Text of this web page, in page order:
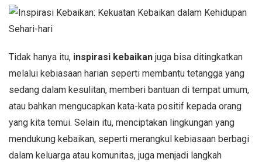
Tidak hanya itu, inspirasi kebaikan juga bisa ditingkatkan
melalui kebiasaan harian seperti membantu tetangga yang
sedang dalam kesulitan, memberi bantuan di tempat umum,
atau bahkan mengucapkan kata-kata positif kepada orang
yang kita temui. Selain itu, menciptakan lingkungan yang
mendukung kebaikan, seperti merangkul kebiasaan berbagi
dalam keluarga atau komunitas, juga menjadi langkah